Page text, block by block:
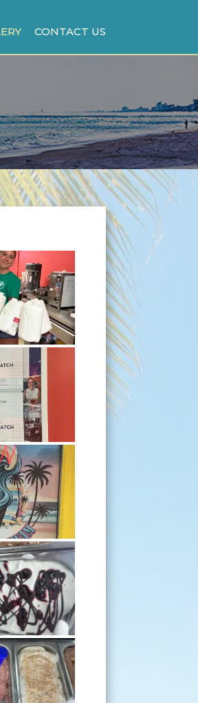
CONTACT US